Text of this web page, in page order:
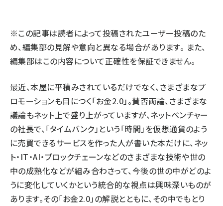
※この記事は読者によって投稿されたユーザー投稿のた
め、編集部の見解や意向と異なる場合があります。 また、
編集部はこの内容について正確性を保証できません。
最近、本屋に平積みされているだけでなく、さまざまなプ
ロモーションも目につく「お金2.0」。賛否両論、さまざまな
議論もネット上で盛り上がっていますが、ネットベンチャー
の社長で、「タイムバンク」という「時間」を仮想通貨のよう
に売買できるサービスを作った人が書いた本だけに、ネッ
ト・IT・AI・ブロックチェーンなどのさまざまな技術や世の
中の成熟化などが組み合わさって、今後の世の中がどのよ
うに変化していくかという統合的な視点は興味深いものが
あります。その「お金2.0」の解説とともに、その中でもとり